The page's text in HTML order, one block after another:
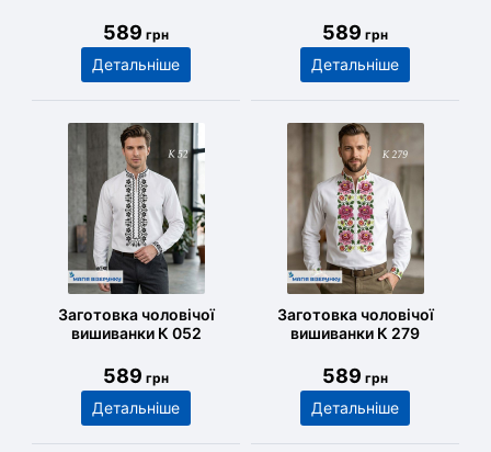
589 грн
Детальніше
589 грн
Детальніше
Заготовка чоловічої
вишиванки К 052
589 грн
Детальніше
Заготовка чоловічої
вишиванки К 279
589 грн
Детальніше